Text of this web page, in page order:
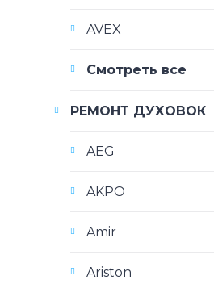
AVEX
Смотреть все
РЕМОНТ ДУХОВОК
AEG
AKPO
Amir
Ariston